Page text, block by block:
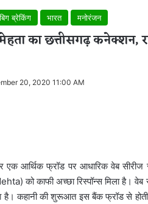
बिग ब्रेकिंग भारत मनोरंजन
का छत्तीसगढ़ कनेक्शन,
20, 2020 11:00 AM
एक आर्थिक फ्रॉड पर आधारिक वेब
को काफी अच्छा रिस्पॉन्स मिला है।
है। कहानी की शुरूआत इस बैंक फ्रॉड से